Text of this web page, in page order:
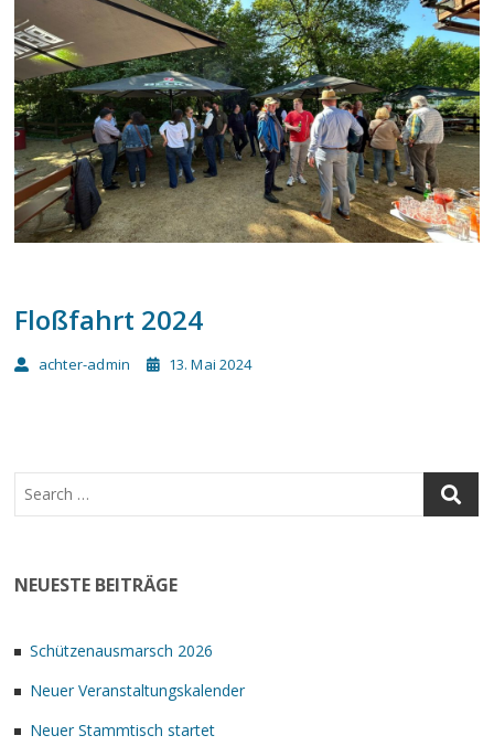
Floßfahrt 2024
achter-admin 13. Mai 2024
NEUESTE BEITRÄGE
Schützenausmarsch 2026
Neuer Veranstaltungskalender
Neuer Stammtisch startet